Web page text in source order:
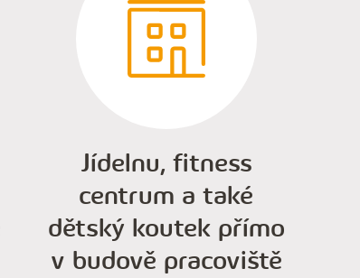
Jídelnu, fitness
centrum a také
dětský koutek přímo
v budově pracoviště